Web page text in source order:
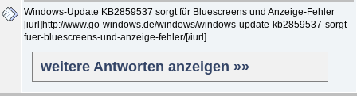
Windows-Update KB2859537 sorgt für Bluescreens und Anzeige-Fehler
[iurl]http://www.go-windows.de/windows/windows-update-kb2859537-sorgt-
fuer-bluescreens-und-anzeige-fehler/[/iurl]
weitere Antworten anzeigen »»